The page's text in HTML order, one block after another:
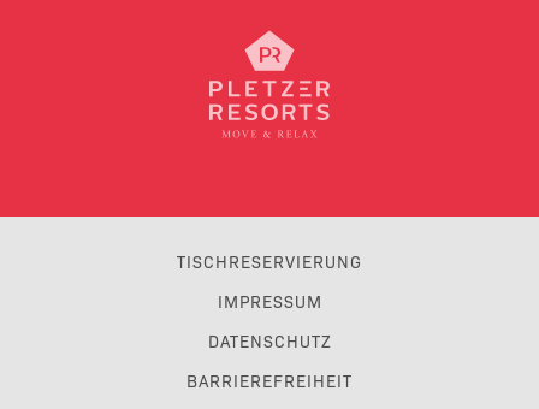
TISCHRESERVIERUNG
IMPRESSUM
DATENSCHUTZ
BARRIEREFREIHEIT